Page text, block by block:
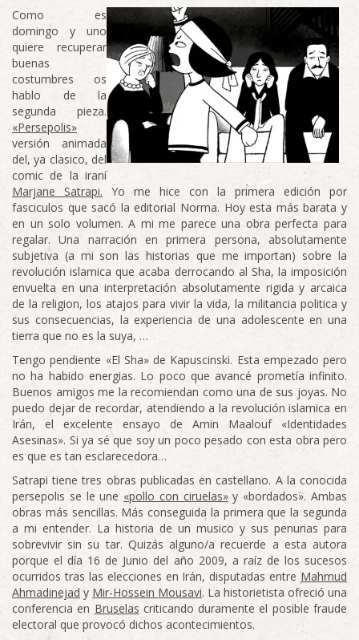
Como es
domingo y uno
quiere recuperar
buenas
costumbres os
hablo de la
segunda pieza.
«Persepolis»
versión animada
del, ya clasico, del
comic de la iraní
Marjane Satrapi. Yo me hice con la primera edición por
fasciculos que sacó la editorial Norma. Hoy esta más barata y
en un solo volumen. A mi me parece una obra perfecta para
regalar. Una narración en primera persona, absolutamente
subjetiva (a mi son las historias que me importan) sobre la
revolución islamica que acaba derrocando al Sha, la imposición
envuelta en una interpretación absolutamente rigida y arcaica
de la religion, los atajos para vivir la vida, la militancia politica y
sus consecuencias, la experiencia de una adolescente en una
tierra que no es la suya, …
Tengo pendiente «El Sha» de Kapuscinski. Esta empezado pero
no ha habido energias. Lo poco que avancé prometía infinito.
Buenos amigos me la recomiendan como una de sus joyas. No
puedo dejar de recordar, atendiendo a la revolución islamica en
Irán, el excelente ensayo de Amin Maalouf «Identidades
Asesinas». Si ya sé que soy un poco pesado con esta obra pero
es que es tan esclarecedora…
Satrapi tiene tres obras publicadas en castellano. A la conocida
persepolis se le une «pollo con ciruelas»y «bordados». Ambas
obras más sencillas. Más conseguida la primera que la segunda
a mi entender. La historia de un musico y sus penurias para
sobrevivir sin su tar. Quizás alguno/a recuerde a esta autora
porque el día 16 de Junio del año 2009, a raíz de los sucesos
ocurridos tras las elecciones en Irán, disputadas entre Mahmud
Ahmadinejad y Mir-Hossein Mousavi. La historietista ofreció una
conferencia en Bruselas criticando duramente el posible fraude
electoral que provocó dichos acontecimientos.